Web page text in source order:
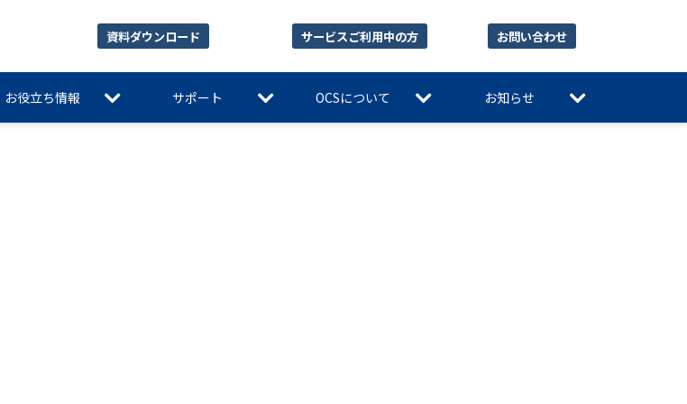
資料ダウンロード サービスご利用中の方 お問い合わせ
お役立ち情報 サポート OCSについて お知らせ